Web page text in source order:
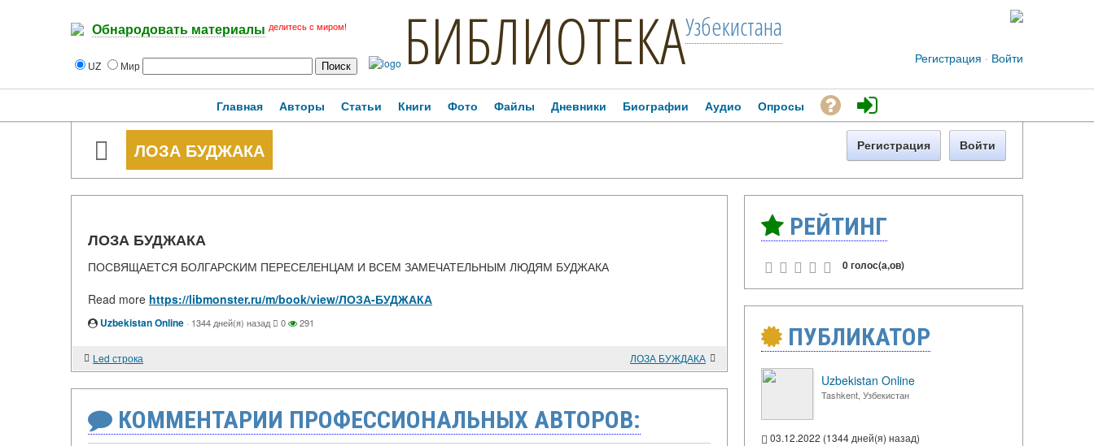
Обнародовать материалы делитесь с миром!
UZ Мир БИБЛИОТЕКАУзбекистана
Регистрация · Войти
Главная Авторы Статьи Книги Фото Файлы Дневники Биографии Аудио Опросы
ЛОЗА БУДЖАКА Регистрация Войти
ЛОЗА БУДЖАКА
ПОСВЯЩАЕТСЯ БОЛГАРСКИМ ПЕРЕСЕЛЕНЦАМ И ВСЕМ ЗАМЕЧАТЕЛЬНЫМ ЛЮДЯМ БУДЖАКА
Read more https://libmonster.ru/m/book/view/ЛОЗА-БУДЖАКА
Uzbekistan Online · 1344 дней(я) назад 0 291
Led строка ЛОЗА БУЖДАКА
КОММЕНТАРИИ ПРОФЕССИОНАЛЬНЫХ АВТОРОВ:
РЕЙТИНГ
0 голос(а,ов)
ПУБЛИКАТОР
Uzbekistan Online
Tashkent, Узбекистан
03.12.2022 (1344 дней(я) назад)